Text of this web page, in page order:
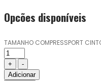
Opcões disponíveis
TAMANHO COMPRESSPORT
Adicionar